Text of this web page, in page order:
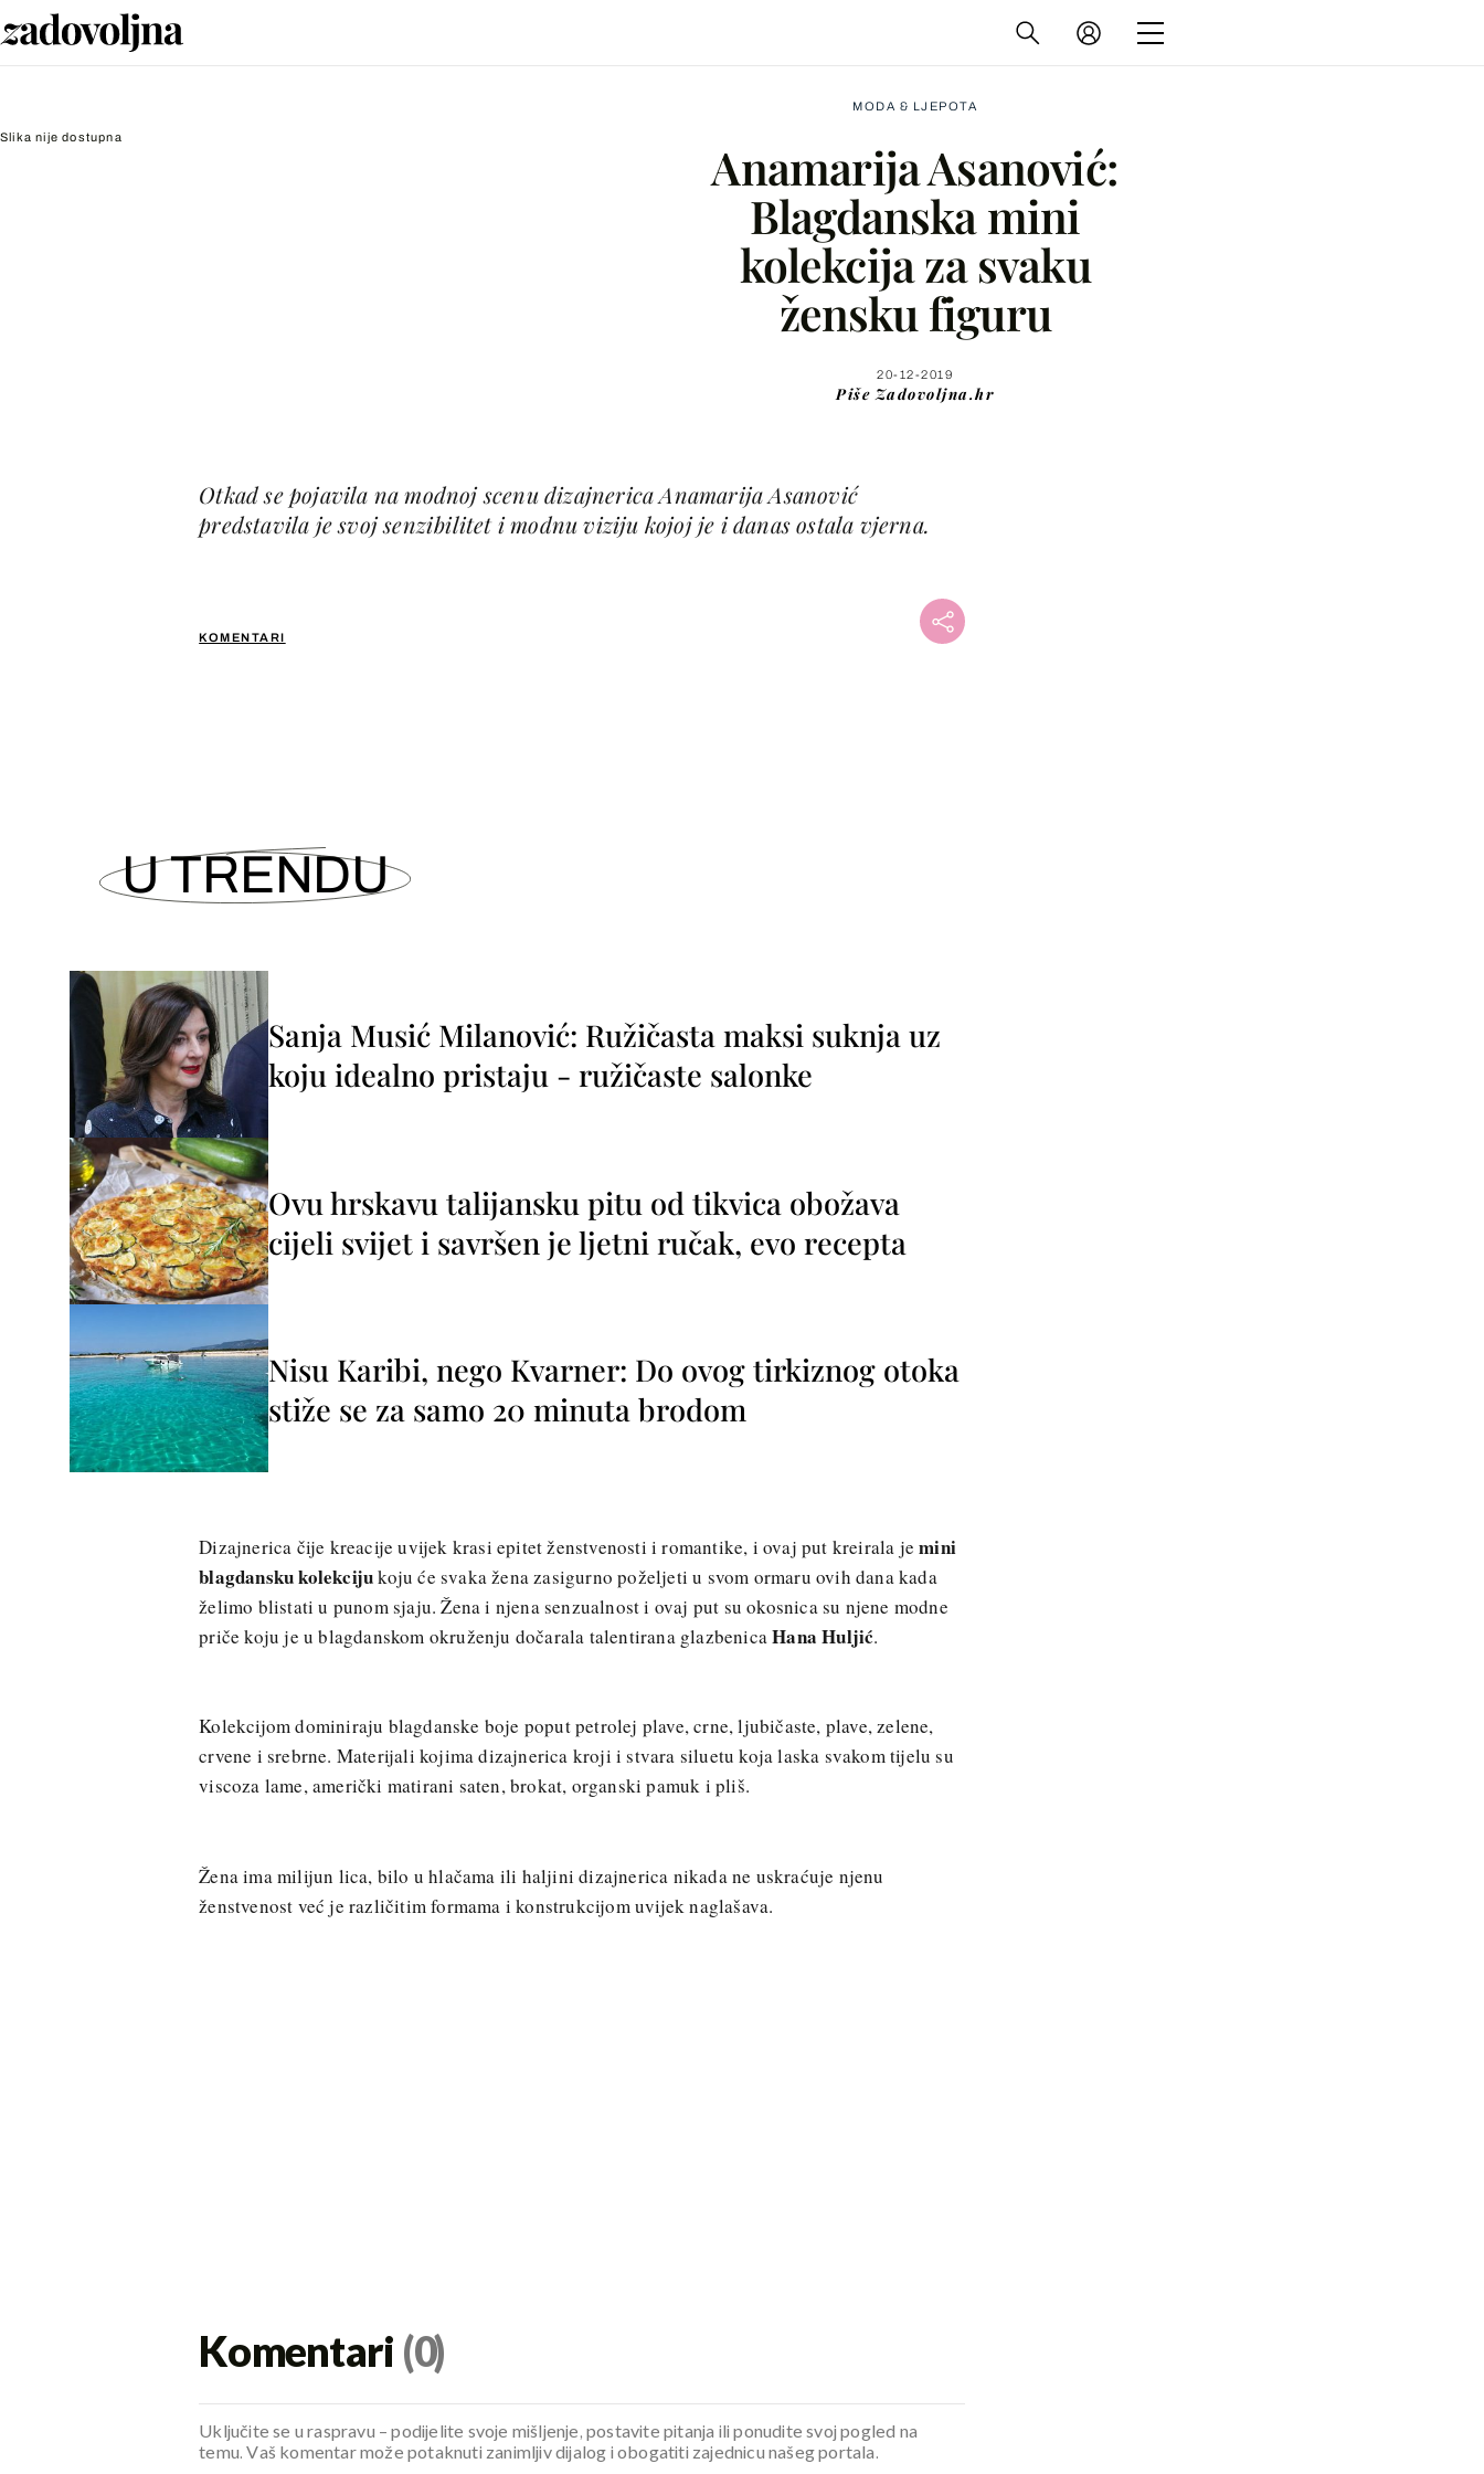
Slika nije dostupna
MODA & LJEPOTA
Anamarija Asanović:
Blagdanska mini
kolekcija za svaku
žensku figuru
20-12-2019
Piše Zadovoljna.hr
KOMENTARI
Otkad se pojavila na modnoj scenu dizajnerica Anamarija Asanović
predstavila je svoj senzibilitet i modnu viziju kojoj je i danas ostala vjerna.
U TRENDU
Sanja Musić Milanović: Ružičasta maksi suknja uz
koju idealno pristaju - ružičaste salonke
Ovu hrskavu talijansku pitu od tikvica obožava
cijeli svijet i savršen je ljetni ručak, evo recepta
Nisu Karibi, nego Kvarner: Do ovog tirkiznog otoka
stiže se za samo 20 minuta brodom
Dizajnerica čije kreacije uvijek krasi epitet ženstvenosti i romantike, i ovaj put kreirala jemini
blagdansku kolekcijukoju će svaka žena zasigurno poželjeti u svom ormaru ovih dana kada
želimo blistati u punom sjaju. Žena i njena senzualnost i ovaj put su okosnica su njene modne
priče koju je u blagdanskom okruženju dočarala talentirana glazbenicaHana Huljić.
Kolekcijom dominiraju blagdanske boje poput petrolej plave, crne, ljubičaste, plave, zelene,
crvene i srebrne. Materijali kojima dizajnerica kroji i stvara siluetu koja laska svakom tijelu su
viscoza lame, američki matirani saten, brokat, organski pamuk i pliš.
Žena ima milijun lica, bilo u hlačama ili haljini dizajnerica nikada ne uskraćuje njenu
ženstvenost već je različitim formama i konstrukcijom uvijek naglašava.
Komentari (0)
Uključite se u raspravu – podijelite svoje mišljenje, postavite pitanja ili ponudite svoj pogled na
temu. Vaš komentar može potaknuti zanimljiv dijalog i obogatiti zajednicu našeg portala.